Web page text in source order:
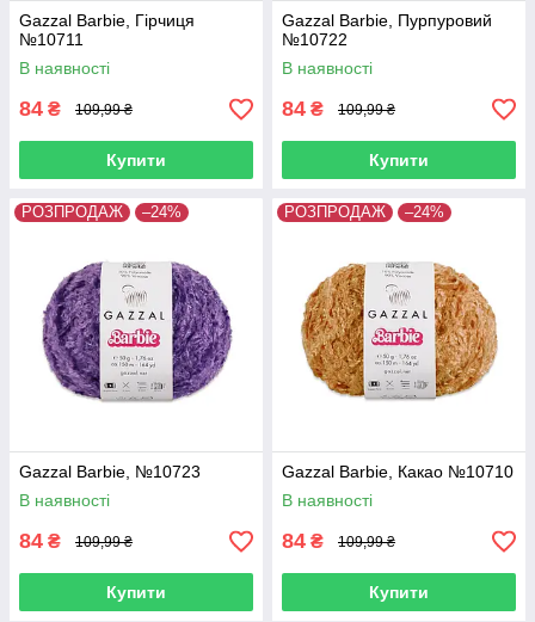
Gazzal Barbie, Гірчиця
№10711
В наявності
84 ₴ 109,99 ₴
Купити
Gazzal Barbie, Пурпуровий
№10722
В наявності
84 ₴ 109,99 ₴
Купити
РОЗПРОДАЖ –24%
Gazzal Barbie, №10723
В наявності
84 ₴ 109,99 ₴
Купити
РОЗПРОДАЖ –24%
Gazzal Barbie, Какао №10710
В наявності
84 ₴ 109,99 ₴
Купити